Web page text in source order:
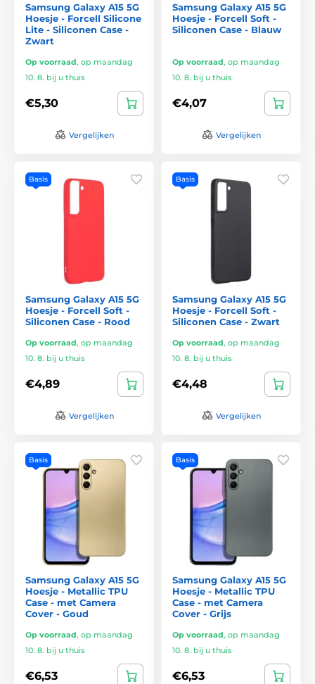
Samsung Galaxy A15 5G
Hoesje - Forcell Silicone
Lite - Siliconen Case -
Zwart
Op voorraad, op maandag
10. 8. bij u thuis
€5,30
Vergelijken
Samsung Galaxy A15 5G
Hoesje - Forcell Soft -
Siliconen Case - Blauw
Op voorraad, op maandag
10. 8. bij u thuis
€4,07
Vergelijken
Basis
Samsung Galaxy A15 5G
Hoesje - Forcell Soft -
Siliconen Case - Rood
Op voorraad, op maandag
10. 8. bij u thuis
€4,89
Vergelijken
Basis
Samsung Galaxy A15 5G
Hoesje - Forcell Soft -
Siliconen Case - Zwart
Op voorraad, op maandag
10. 8. bij u thuis
€4,48
Vergelijken
Basis
Samsung Galaxy A15 5G
Hoesje - Metallic TPU
Case - met Camera
Cover - Goud
Op voorraad, op maandag
10. 8. bij u thuis
€6,53
Basis
Samsung Galaxy A15 5G
Hoesje - Metallic TPU
Case - met Camera
Cover - Grijs
Op voorraad, op maandag
10. 8. bij u thuis
€6,53